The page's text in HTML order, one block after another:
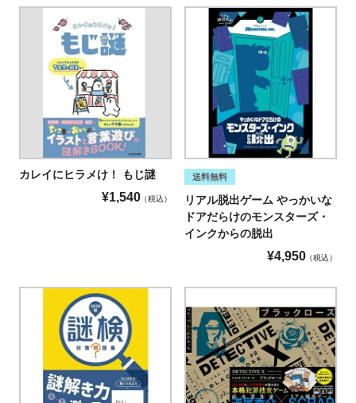
カレイにヒラメけ！ もじ謎
¥1,540 税込
送料無料
リアル脱出ゲーム やっかいな
ドアだらけのモンスターズ・
インクからの脱出
¥4,950 税込